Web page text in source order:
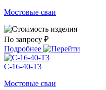
Мостовые сваи
По запросу ₽
Подробнее
С-16-40-Т3
Мостовые сваи